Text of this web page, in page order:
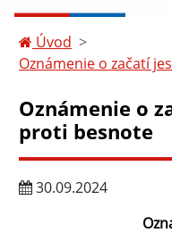
Úvod
Oznámenie o začatí
Oznámenie o
proti besnote
30.09.2024